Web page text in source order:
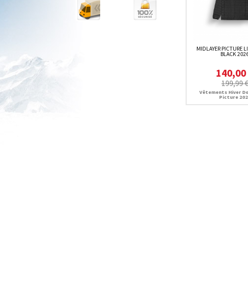
MIDLAYER PICTURE
BLACK
199,99 €
Vêtements Hiver
Picture